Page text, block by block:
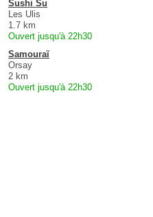
Sushi Su
Les Ulis
1.7 km
Ouvert jusqu'à 22h30
Samouraï
Orsay
2 km
Ouvert jusqu'à 22h30